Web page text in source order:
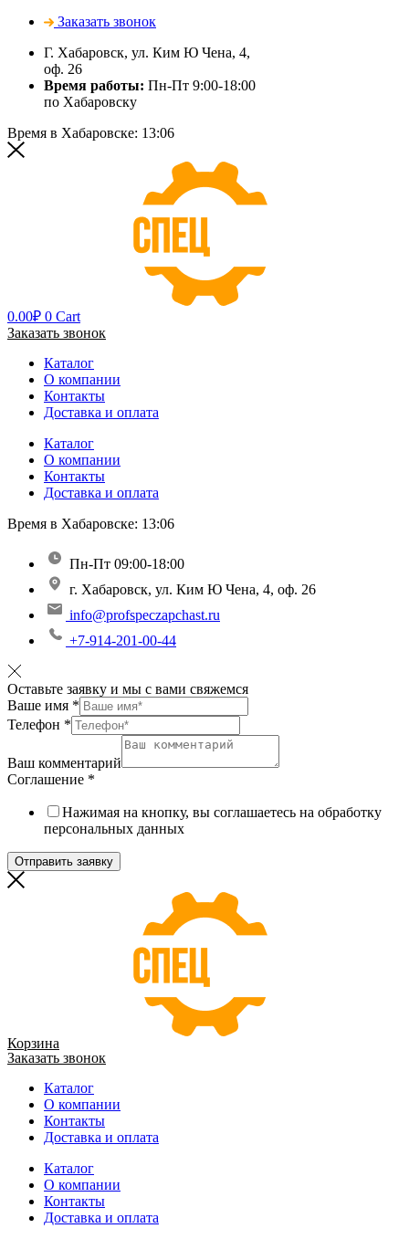
Заказать звонок
Г. Хабаровск, ул. Ким Ю Чена, 4,
оф. 26
Время работы: Пн-Пт 9:00-18:00
по Хабаровску
Время в Хабаровске: 13:06
0.00₽ 0 Cart
Заказать звонок
Каталог
О компании
Контакты
Доставка и оплата
Каталог
О компании
Контакты
Доставка и оплата
Время в Хабаровске: 13:06
Пн-Пт 09:00-18:00
г. Хабаровск, ул. Ким Ю Чена, 4, оф. 26
info@profspeczapchast.ru
+7-914-201-00-44
Оставьте заявку и мы с вами свяжемся
Ваше имя *
Телефон *
Ваш комментарий
Соглашение *
Нажимая на кнопку, вы соглашаетесь на обработку
персональных данных
Отправить заявку
Корзина
Заказать звонок
Каталог
О компании
Контакты
Доставка и оплата
Каталог
О компании
Контакты
Доставка и оплата